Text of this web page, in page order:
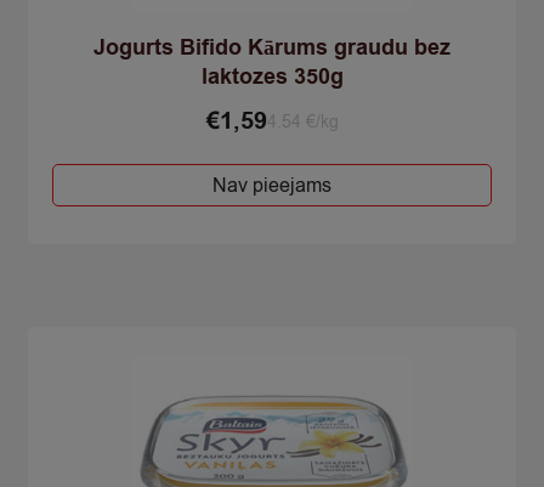
Jogurts Bifido Kārums graudu bez
laktozes 350g
€1,594.54 €/kg
Nav pieejams